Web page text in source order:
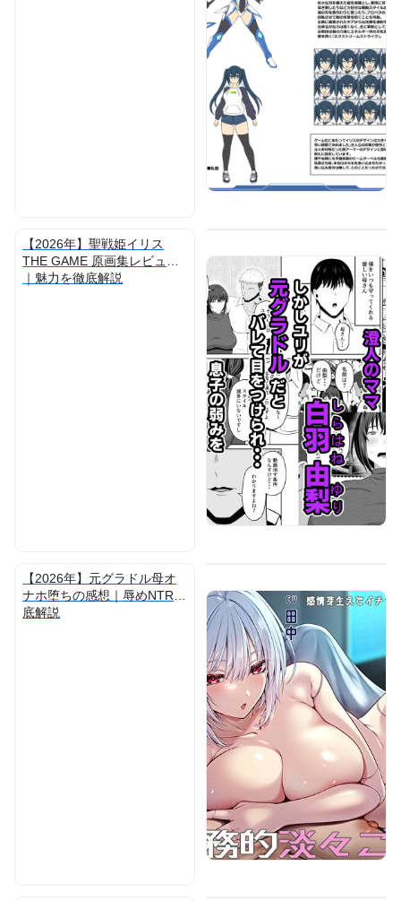
【2026年】聖戦姫イリス
THE GAME 原画集レビュー
｜魅力を徹底解説
【2026年】元グラドル母オ
ナホ堕ちの感想｜辱めNTR徹
底解説